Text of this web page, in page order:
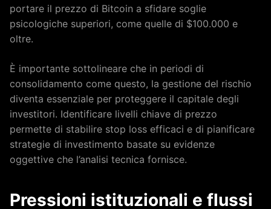
portare il prezzo di Bitcoin a sfidare soglie
psicologiche superiori, come quelle di $100.000 e
oltre.
È importante sottolineare che in periodi di
consolidamento come questo, la gestione del rischio
diventa essenziale per proteggere il capitale degli
investitori. Identificare livelli chiave di prezzo
permette di stabilire stop loss efficaci e di pianificare
strategie di investimento basate su evidenze
oggettive che l’analisi tecnica fornisce.
Pressioni istituzionali e flussi